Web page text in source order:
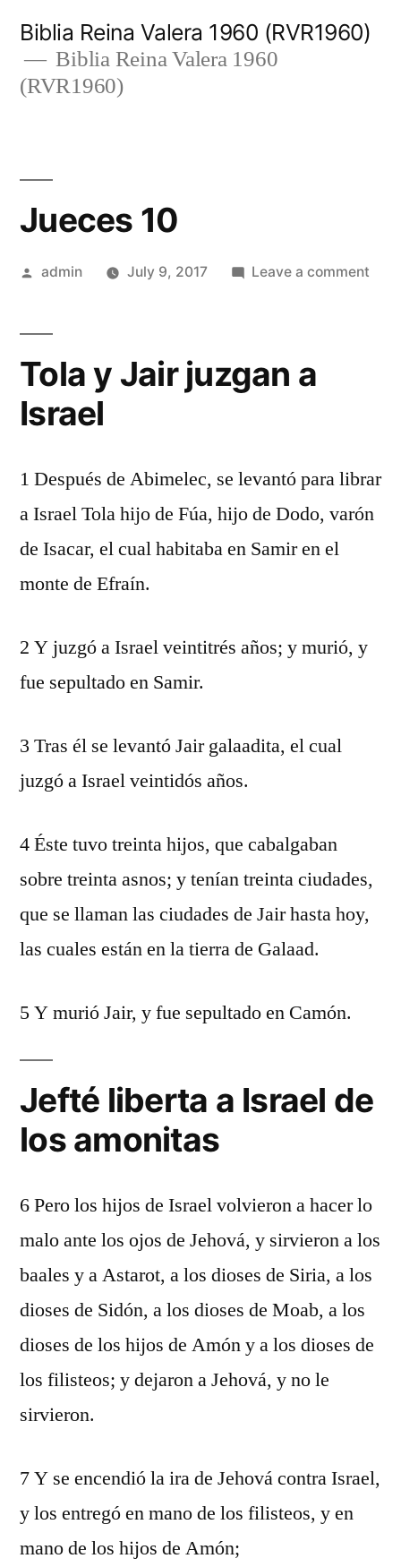
content
Biblia Reina Valera 1960 (RVR1960)
Biblia Reina Valera 1960
(RVR1960)
Jueces 10
Posted
admin July 9, 2017 Leave a comment
Tola y Jair juzgan a
Israel
1 Después de Abimelec, se levantó para librar
a Israel Tola hijo de Fúa, hijo de Dodo, varón
de Isacar, el cual habitaba en Samir en el
monte de Efraín.
2 Y juzgó a Israel veintitrés años; y murió, y
fue sepultado en Samir.
3 Tras él se levantó Jair galaadita, el cual
juzgó a Israel veintidós años.
4 Éste tuvo treinta hijos, que cabalgaban
sobre treinta asnos; y tenían treinta ciudades,
que se llaman las ciudades de Jair hasta hoy,
las cuales están en la tierra de Galaad.
5 Y murió Jair, y fue sepultado en Camón.
Jefté liberta a Israel de
los amonitas
6 Pero los hijos de Israel volvieron a hacer lo
malo ante los ojos de Jehová, y sirvieron a los
baales y a Astarot, a los dioses de Siria, a los
dioses de Sidón, a los dioses de Moab, a los
dioses de los hijos de Amón y a los dioses de
los filisteos; y dejaron a Jehová, y no le
sirvieron.
7 Y se encendió la ira de Jehová contra Israel,
y los entregó en mano de los filisteos, y en
mano de los hijos de Amón;